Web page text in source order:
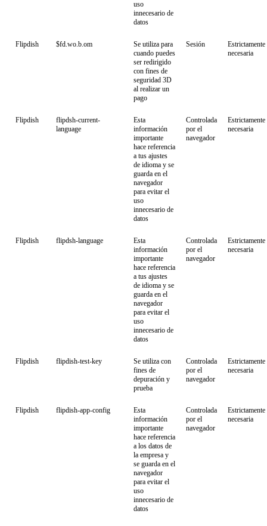
uso
innecesario de
datos
Flipdish $fd.wo.b.om
Se utiliza para
cuando puedes
ser redirigido
con fines de
seguridad 3D
al realizar un
pago
Sesión
Estrictamente
necesaria
Flipdish
flipdsh-current-
language
Esta
información
importante
hace referencia
a tus ajustes
de idioma y se
guarda en el
navegador
para evitar el
uso
innecesario de
datos
Controlada
por el
navegador
Estrictamente
necesaria
Flipdish flipdsh-language
Esta
información
importante
hace referencia
a tus ajustes
de idioma y se
guarda en el
navegador
para evitar el
uso
innecesario de
datos
Controlada
por el
navegador
Estrictamente
necesaria
Flipdish flipdish-test-key
Se utiliza con
fines de
depuración y
prueba
Controlada
por el
navegador
Estrictamente
necesaria
Flipdish flipdish-app-config
Esta
información
importante
hace referencia
a los datos de
la empresa y
se guarda en el
navegador
para evitar el
uso
innecesario de
datos
Controlada
por el
navegador
Estrictamente
necesaria